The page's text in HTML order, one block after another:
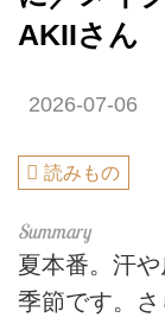
AKIIさん
2026-07-06
読みもの
夏本番。汗
季節です。